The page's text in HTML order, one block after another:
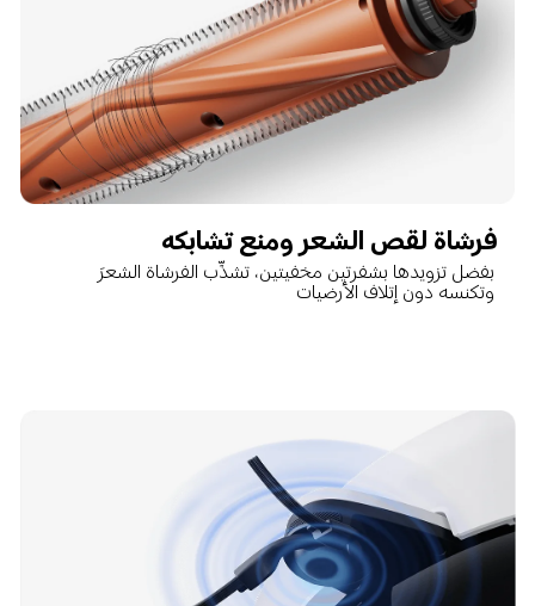
فرشاة لقص الشعر ومنع تشابكه
بفضل تزويدها بشفرتين مخفيتين، تشذِّب الفرشاة الشعرَ
وتكنسه دون إتلاف الأرضيات